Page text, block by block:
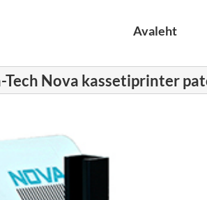
Avaleht
Tech Nova kassetiprinter